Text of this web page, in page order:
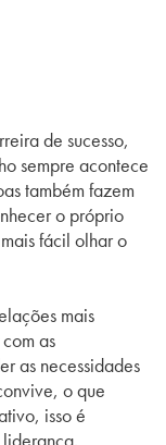
de sucesso,
sempre acontece
também fazem
o próprio
fácil olhar o
mais
as
as necessidades
o que
isso é